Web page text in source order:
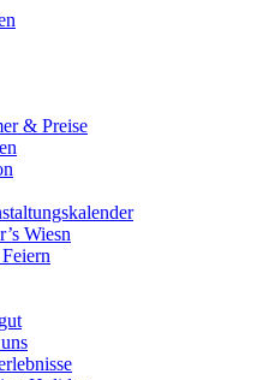
& Preise
Wiesn